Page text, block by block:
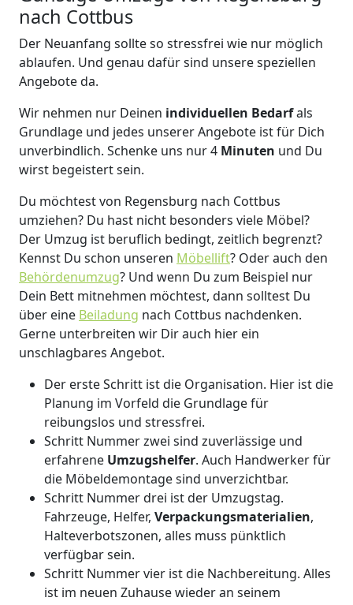
nach Cottbus
Der Neuanfang sollte so stressfrei wie nur möglich
ablaufen. Und genau dafür sind unsere speziellen
Angebote da.
Wir nehmen nur Deinen individuellen Bedarfals
Grundlage und jedes unserer Angebote ist für Dich
unverbindlich. Schenke uns nur 4 Minuten und Du
wirst begeistert sein.
Du möchtest von Regensburg nach Cottbus
umziehen? Du hast nicht besonders viele Möbel?
Der Umzug ist beruflich bedingt, zeitlich begrenzt?
Kennst Du schon unseren Möbellift? Oder auch den
Behördenumzug? Und wenn Du zum Beispiel nur
Dein Bett mitnehmen möchtest, dann solltest Du
über eine Beiladung nach Cottbus nachdenken.
Gerne unterbreiten wir Dir auch hier ein
unschlagbares Angebot.
Der erste Schritt ist die Organisation. Hier ist die
Planung im Vorfeld die Grundlage für
reibungslos und stressfrei.
Schritt Nummer zwei sind zuverlässige und
erfahrene Umzugshelfer. Auch Handwerker für
die Möbeldemontage sind unverzichtbar.
Schritt Nummer drei ist der Umzugstag.
Fahrzeuge, Helfer, Verpackungsmaterialien,
Halteverbotszonen, alles muss pünktlich
verfügbar sein.
Schritt Nummer vier ist die Nachbereitung. Alles
ist im neuen Zuhause wieder an seinem